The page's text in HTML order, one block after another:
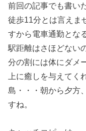
前回の記事でも書い
徒歩11分とは言えま
すから電車通勤とな
駅距離はさほどない
分の割には体にダメ
上に癒しを与えてく
島・・・朝から夕方
すね。